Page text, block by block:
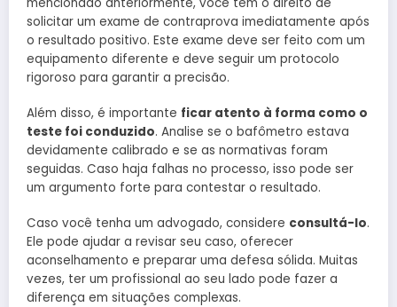
solicitar um exame de contraprova imediatamente após
o resultado positivo. Este exame deve ser feito com um
equipamento diferente e deve seguir um protocolo
rigoroso para garantir a precisão.
Além disso, é importante ficar atento à forma como o
teste foi conduzido. Analise se o bafômetro estava
devidamente calibrado e se as normativas foram
seguidas. Caso haja falhas no processo, isso pode ser
um argumento forte para contestar o resultado.
Caso você tenha um advogado, considere consultá-lo.
Ele pode ajudar a revisar seu caso, oferecer
aconselhamento e preparar uma defesa sólida. Muitas
vezes, ter um profissional ao seu lado pode fazer a
diferença em situações complexas.